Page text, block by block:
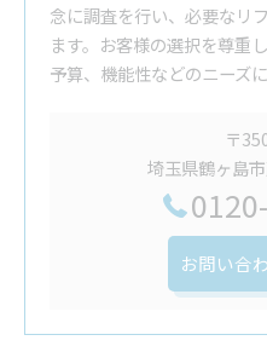
念に調査を行い、必要なリ
ます。お客様の選択を尊重
予算、機能性などのニーズ
〒
埼玉県鶴ヶ島
お問い合